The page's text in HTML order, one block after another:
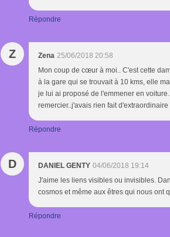
Répondre
Z Zena 25/06/2018 20:58
Mon coup de cœur à moi.. C'est cette
à la gare qui se trouvait à 10 kms, elle
je lui ai proposé de l'emmener en
remercier..j'avais rien fait d'extraordinaire
Répondre
D DANIEL GENTY 04/06/2018 19:14
J'aime les liens visibles ou invisibles.
cosmos et même aux êtres qui nous ont
Répondre